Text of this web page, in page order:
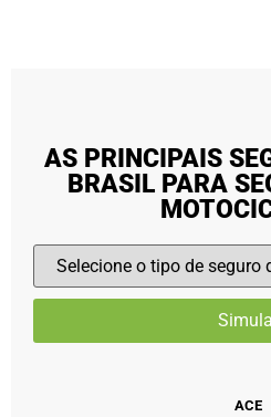
AS PRINCIPAIS
BRASIL PARA
ACE